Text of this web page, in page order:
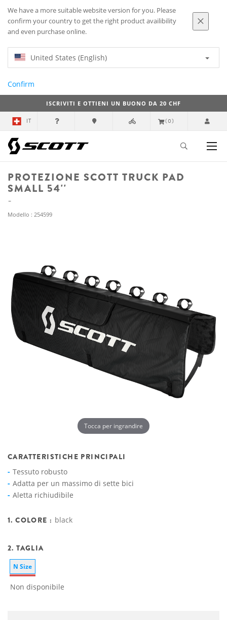
We have a more suitable website version for you. Please
confirm your country to get the right product availibility
and even purchase online.
United States (English)
Confirm
ISCRIVITI E OTTIENI UN BUONO DA 20 CHF
IT (0)
PROTEZIONE SCOTT TRUCK PAD
SMALL 54''
Modello : 254599
Tocca per ingrandire
CARATTERISTICHE PRINCIPALI
Tessuto robusto
Adatta per un massimo di sette bici
Aletta richiudibile
1. COLORE : black
2. TAGLIA
N Size
Non disponibile